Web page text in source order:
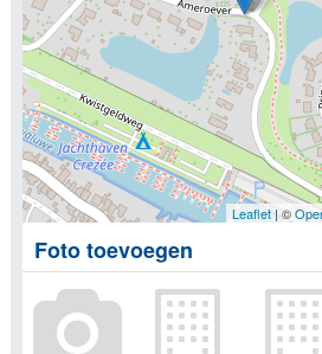
Leaflet| ©
Foto toevoegen